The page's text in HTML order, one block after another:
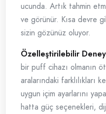
ucunda. Artık tahmin
ve görünür. Kısa devre
sizin gözünüz oluyor.
Özelleştirilebilir
bir puff cihazı olmanın
aralarındaki farklılıkları
uygun içim ayarlarını
hatta güç seçenekleri,